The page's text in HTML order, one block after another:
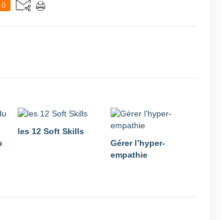
0
les 12 Soft Skills
Gérer l’hyper-
empathie